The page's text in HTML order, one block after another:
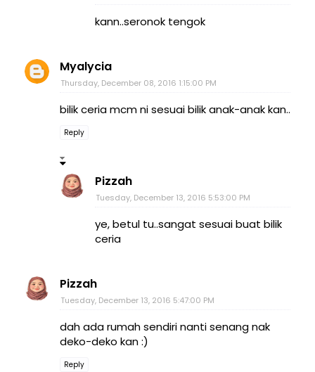
kann..seronok tengok
Myalycia
Thursday, December 08, 2016 1:15:00 PM
bilik ceria mcm ni sesuai bilik anak-anak kan..
Reply
Pizzah
Tuesday, December 13, 2016 5:53:00 PM
ye, betul tu..sangat sesuai buat bilik
ceria
Pizzah
Tuesday, December 13, 2016 5:47:00 PM
dah ada rumah sendiri nanti senang nak
deko-deko kan :)
Reply